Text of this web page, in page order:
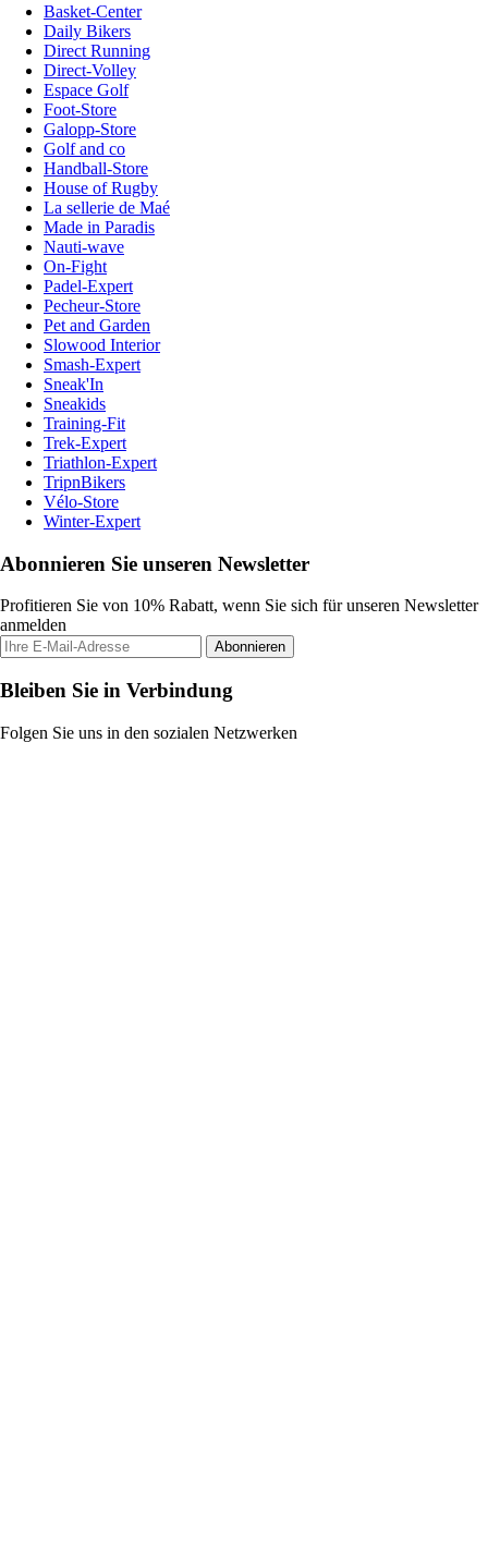
Basket-Center
Daily Bikers
Direct Running
Direct-Volley
Espace Golf
Foot-Store
Galopp-Store
Golf and co
Handball-Store
House of Rugby
La sellerie de Maé
Made in Paradis
Nauti-wave
On-Fight
Padel-Expert
Pecheur-Store
Pet and Garden
Slowood Interior
Smash-Expert
Sneak'In
Sneakids
Training-Fit
Trek-Expert
Triathlon-Expert
TripnBikers
Vélo-Store
Winter-Expert
Abonnieren Sie unseren Newsletter
Profitieren Sie von 10% Rabatt, wenn Sie sich für unseren Newsletter
anmelden
Abonnieren
Bleiben Sie in Verbindung
Folgen Sie uns in den sozialen Netzwerken